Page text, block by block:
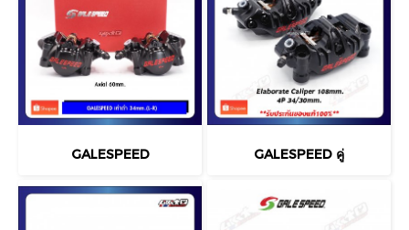
GALESPEED GALESPEED คู่